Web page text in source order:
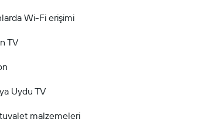
Wi-Fi erişimi
TV
Uydu TV
malzemeleri